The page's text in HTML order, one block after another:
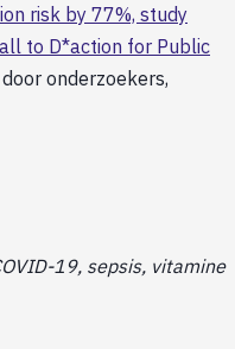
risk by 77%, study
to D*action for Public
onderzoekers,
19, sepsis, vitamine